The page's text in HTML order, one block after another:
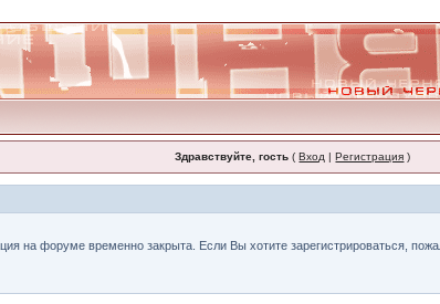
Здравствуйте, гость (Вход |Регистрация )
на форуме временно закрыта. Если Вы хотите зарегистрироваться,